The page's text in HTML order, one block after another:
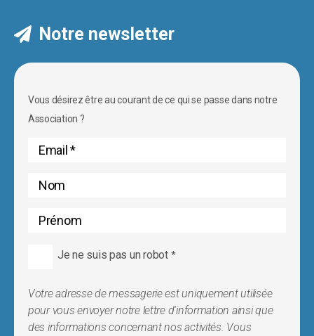
Notre newsletter
Vous désirez être au courant de ce qui se passe dans notre
Association ?
Je ne suis pas un robot *
Votre adresse de messagerie est uniquement utilisée
pour vous envoyer notre lettre d'information ainsi que
des informations concernant nos activités. Vous